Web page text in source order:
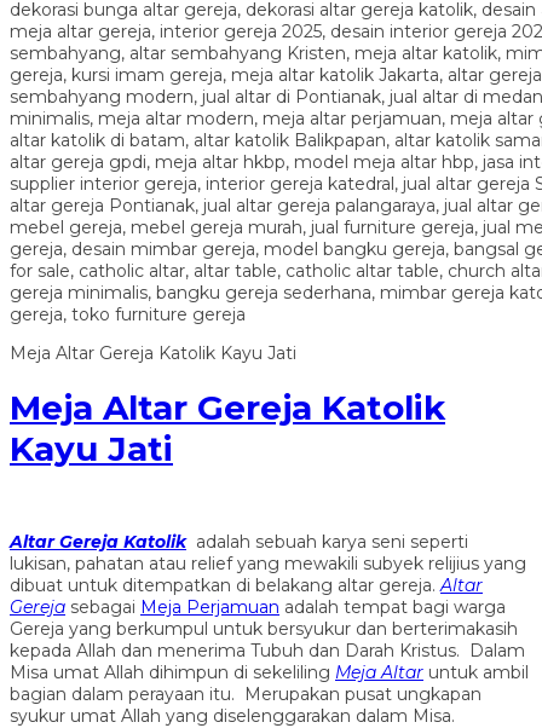
Meja Altar Gereja Katolik Kayu Jati
Meja Altar Gereja Katolik
Kayu Jati
Altar Gereja Katolik adalah sebuah karya seni seperti
lukisan, pahatan atau relief yang mewakili subyek relijius yang
dibuat untuk ditempatkan di belakang altar gereja.Altar
Gereja sebagai Meja Perjamuan adalah tempat bagi warga
Gereja yang berkumpul untuk bersyukur dan berterimakasih
kepada Allah dan menerima Tubuh dan Darah Kristus. Dalam
Misa umat Allah dihimpun di sekeliling Meja Altar untuk ambil
bagian dalam perayaan itu. Merupakan pusat ungkapan
syukur umat Allah yang diselenggarakan dalam Misa.